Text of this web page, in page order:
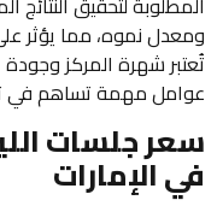
ومعدل نموه، مما يؤثر
تُعتبر شهرة المركز
عوامل مهمة تساهم في
سعر جلسات
في الإمارات